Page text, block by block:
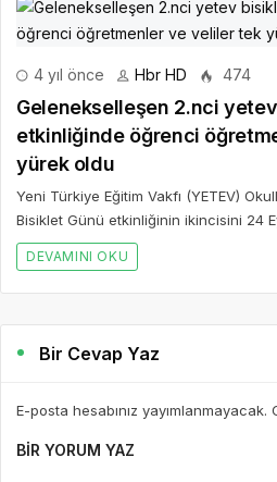
4 yıl önce Hbr HD 474
Gelenekselleşen 2.nci
etkinliğinde öğrenci
yürek oldu
Yeni Türkiye Eğitim Vakfı (YETEV)
Bisiklet Günü etkinliğinin ikincisini 24
DEVAMINI OKU
Bir Cevap Yaz
E-posta hesabınız
BIR YORUM YAZ